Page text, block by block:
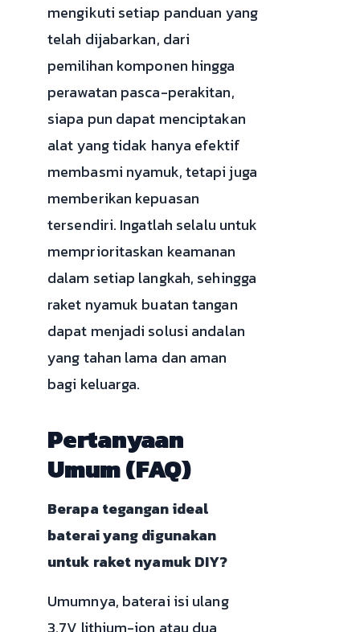
mengikuti setiap panduan yang
telah dijabarkan, dari
pemilihan komponen hingga
perawatan pasca-perakitan,
siapa pun dapat menciptakan
alat yang tidak hanya efektif
membasmi nyamuk, tetapi juga
memberikan kepuasan
tersendiri. Ingatlah selalu untuk
memprioritaskan keamanan
dalam setiap langkah, sehingga
raket nyamuk buatan tangan
dapat menjadi solusi andalan
yang tahan lama dan aman
bagi keluarga.
Pertanyaan
Umum (FAQ)
Berapa tegangan ideal
baterai yang digunakan
untuk raket nyamuk DIY?
Umumnya, baterai isi ulang
3.7V lithium-ion atau dua